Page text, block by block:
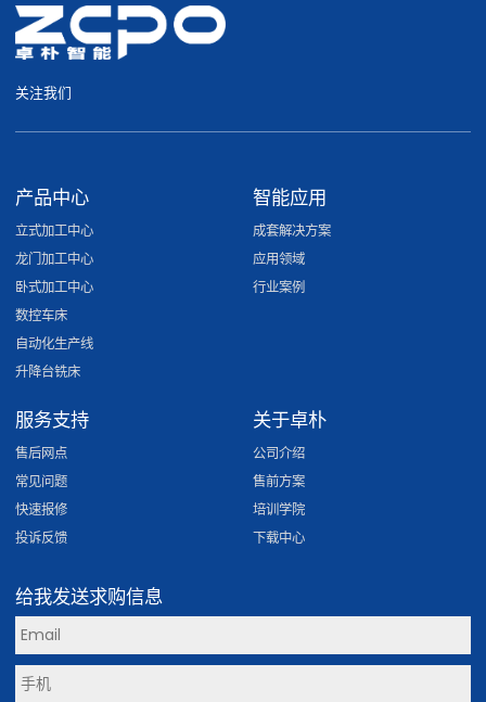
关注我们
产品中心
立式加工中心
龙门加工中心
卧式加工中心
数控车床
自动化生产线
升降台铣床
智能应用
成套解决方案
应用领域
行业案例
服务支持
售后网点
常见问题
快速报修
投诉反馈
关于卓朴
公司介绍
售前方案
培训学院
下载中心
给我发送求购信息